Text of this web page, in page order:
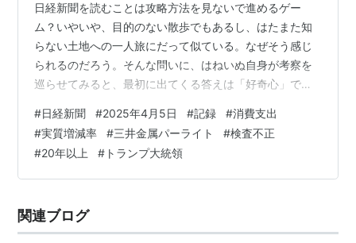
日経新聞を読むことは攻略方法を見ないで進めるゲー
ム？いやいや、目的のない散歩でもあるし、はたまた知
らない土地への一人旅にだって似ている。なぜそう感じ
られるのだろう。そんな問いに、はねいぬ自身が考察を
巡らせてみると、最初に出てくる答えは「好奇心」で、
ぬは日経新聞を読んでしまうのだろう。（2025/04/15
執筆） 5面：消費支出 実質0.5%減少 2月 記事抜粋） は
ねいぬ思考・考察） 5面：三井金属系で検査不正 20年以
上 記事抜粋） はねいぬ思考・考察） 15面：主力株軒並
察） 1…
#日経新聞 #2025年4月5日 #記録 #消費支出
#実質増減率 #三井金属パーライト #検査不正
#20年以上 # トランプ大統領
関連ブログ